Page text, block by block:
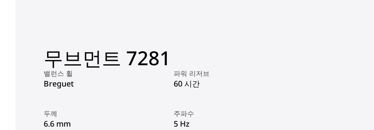
무브먼트 7281
밸런스 휠
Breguet
파워 리저브
60 시간
두께
6.6 mm
주파수
5 Hz